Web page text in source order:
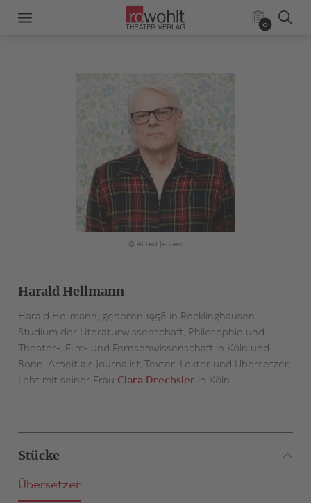
0
© Alfred Jansen
Harald Hellmann
Harald Hellmann, geboren 1958 in Recklinghausen.
Studium der Literaturwissenschaft, Philosophie und
Theater-, Film- und Fernsehwissenschaft in Köln und
Bonn. Arbeit als Journalist, Texter, Lektor und Übersetzer.
Lebt mit seiner Frau Clara Drechslerin Köln.
Stücke
Übersetzer